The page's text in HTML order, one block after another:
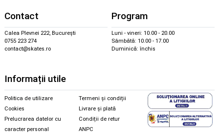
Contact
Calea Plevnei 222, București
0755 223 274
contact@skates.ro
Program
Luni - vineri: 10.00 - 20.00
Sâmbătă: 10.00 - 17.00
Duminică: închis
Informații utile
Politica de utilizare
Cookies
Prelucrarea datelor cu
caracter personal
Termeni și condiții
Livrare și plată
Condiții de retur
ANPC